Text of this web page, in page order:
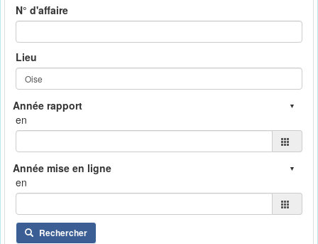
N° d'affaire
Lieu
en
en
Rechercher